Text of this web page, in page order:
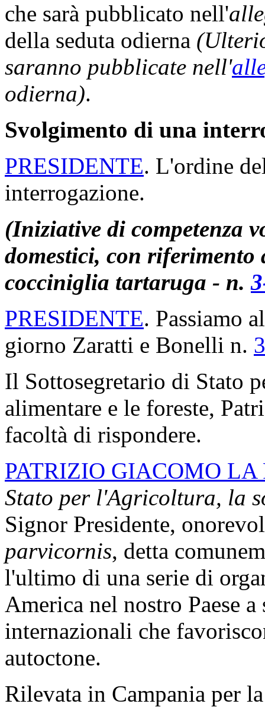
che sarà pubblicato nell'
della seduta odierna
saranno pubblicate nell'
odierna).
Svolgimento di una
PRESIDENTE. L'ordine
interrogazione.
(Iniziative di competenza
domestici, con riferimento
cocciniglia tartaruga - n.
PRESIDENTE. Passiamo
giorno Zaratti e Bonelli n.
Il Sottosegretario di Stato
alimentare e le foreste,
facoltà di rispondere.
PATRIZIO GIACOMO LA
Stato per l'Agricoltura, la
Signor Presidente,
parvicornis, detta
l'ultimo di una serie di
America nel nostro Paese
internazionali che
autoctone.
Rilevata in Campania per